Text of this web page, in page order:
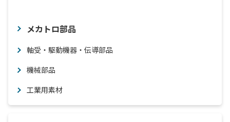
メカトロ部品
軸受・駆動機器・伝導部品
機械部品
工業用素材